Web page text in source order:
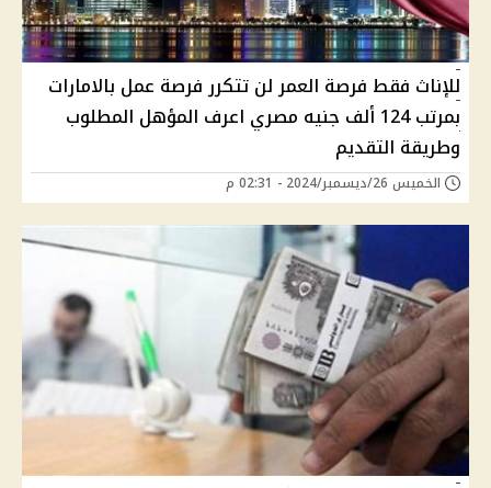
للإناث فقط فرصة العمر لن تتكرر فرصة عمل بالامارات
بمرتب 124 ألف جنيه مصري اعرف المؤهل المطلوب
وطريقة التقديم
الخميس 26/ديسمبر/2024 - 02:31 م